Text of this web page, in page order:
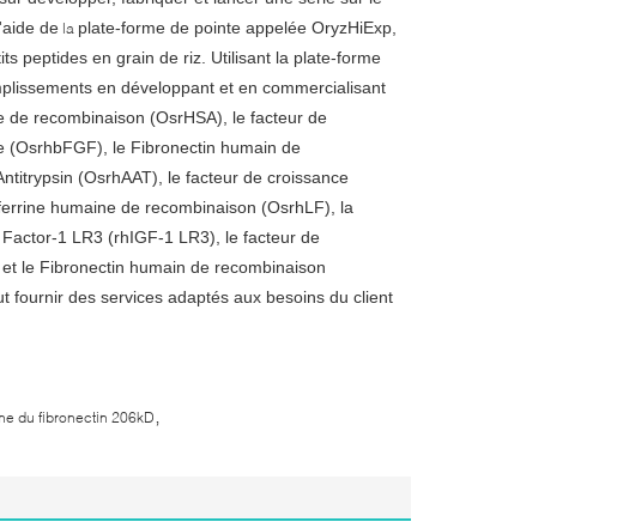
de la plate-forme de pointe appelée OryzHiExp,
peptides en grain de riz. Utilisant la plate-forme
en développant et en commercialisant
recombinaison (OsrHSA), le facteur de
(OsrhbFGF), le Fibronectin humain de
(OsrhAAT), le facteur de croissance
humaine de recombinaison (OsrhLF), la
1 LR3 (rhIGF-1 LR3), le facteur de
le Fibronectin humain de recombinaison
fournir des services adaptés aux besoins du client
du fibronectin 206kD